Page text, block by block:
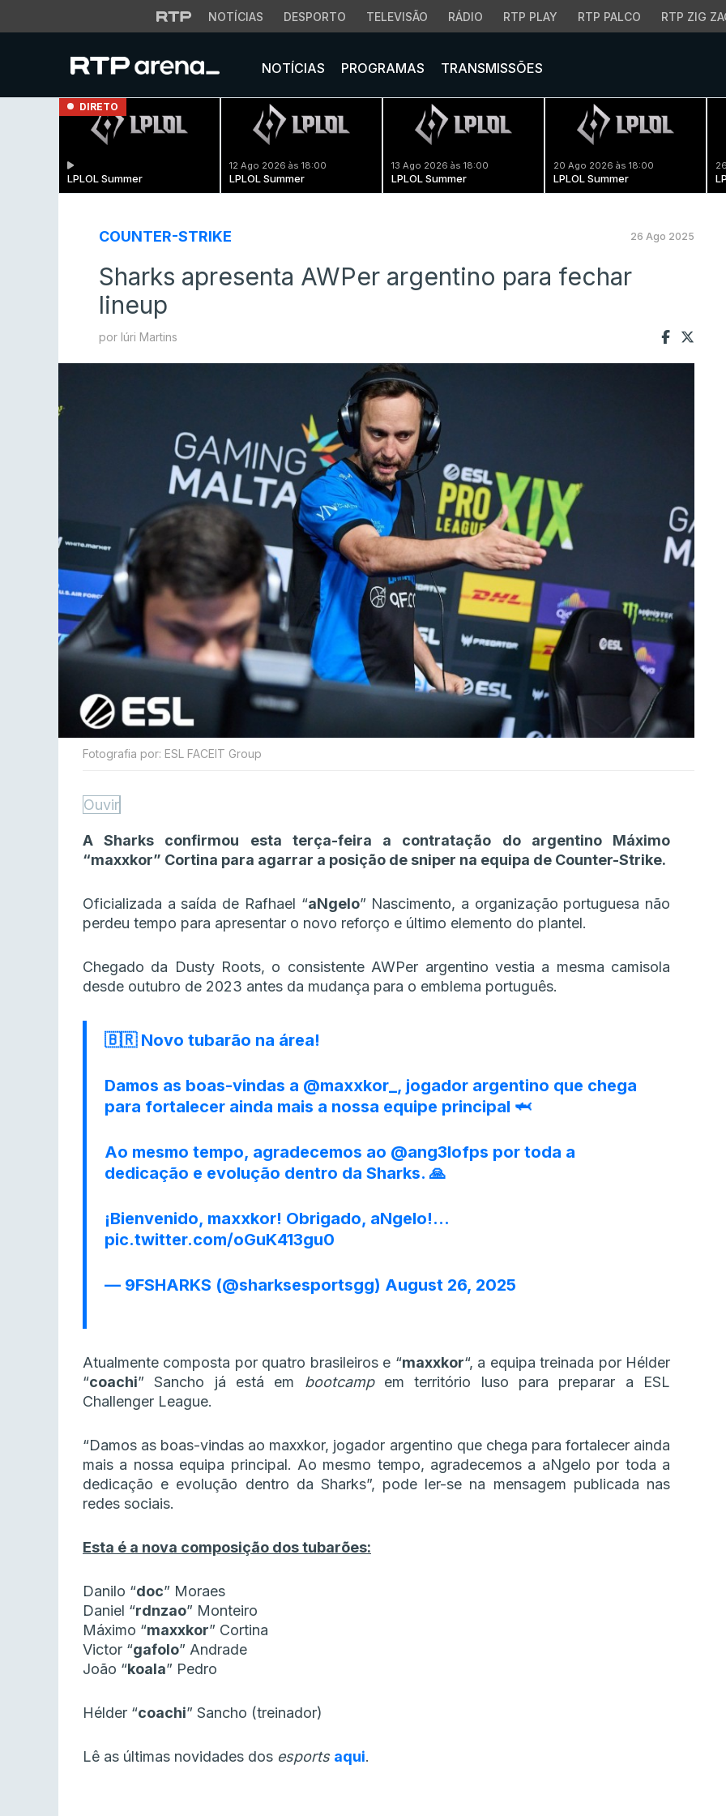
NOTÍCIAS DESPORTO TELEVISÃO RÁDIO RTP PLAY RTP PALCO RTP ZIG
NOTÍCIAS PROGRAMAS TRANSMISSÕES
DIRETO
LPLOL Summer
12 Ago 2026 às 18:00
LPLOL Summer
13 Ago 2026 às 18:00
LPLOL Summer
20 Ago 2026 às 18:00
LPLOL Summer
COUNTER-STRIKE 26 Ago 2025
Sharks apresenta AWPer argentino para fechar
lineup
por Iúri Martins
Fotografia por: ESL FACEIT Group
Ouvir
A Sharks confirmou esta terça-feira a contratação do argentino Máximo
“maxxkor” Cortina para agarrar a posição de sniper na equipa de Counter-Strike.
Oficializada a saída de Rafhael “aNgelo” Nascimento, a organização portuguesa não
perdeu tempo para apresentar o novo reforço e último elemento do plantel.
Chegado da Dusty Roots, o consistente AWPer argentino vestia a mesma camisola
desde outubro de 2023 antes da mudança para o emblema português.
🇧🇷 Novo tubarão na área!
Damos as boas-vindas a @maxxkor_, jogador argentino que chega
para fortalecer ainda mais a nossa equipe principal 🦈
Ao mesmo tempo, agradecemos ao @ang3lofps por toda a
dedicação e evolução dentro da Sharks. 🙏
¡Bienvenido, maxxkor! Obrigado, aNgelo!…
pic.twitter.com/oGuK413gu0
— 9FSHARKS (@sharksesportsgg) August 26, 2025
Atualmente composta por quatro brasileiros e “maxxkor“, a equipa treinada por Hélder
“coachi” Sancho já está em bootcampem território luso para preparar a ESL
Challenger League.
“Damos as boas-vindas ao maxxkor, jogador argentino que chega para fortalecer ainda
mais a nossa equipa principal. Ao mesmo tempo, agradecemos a aNgelo por toda a
dedicação e evolução dentro da Sharks”, pode ler-se na mensagem publicada nas
redes sociais.
Esta é a nova composição dos tubarões:
Danilo “doc” Moraes
Daniel “rdnzao” Monteiro
Máximo “maxxkor” Cortina
Victor “gafolo” Andrade
João “koala” Pedro
Hélder “coachi” Sancho (treinador)
Lê as últimas novidades dos esports aqui.